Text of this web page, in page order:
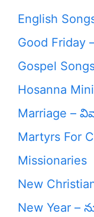
English
Good Friday
Gospel
Hosanna
Marriage –
Martyrs For
Missionaries
New
New Year –